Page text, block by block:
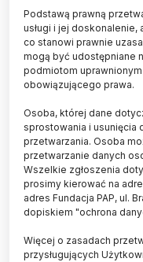
Wirtualny model
J.Stajnia (tu: pow.
CEO startupu
Co najmniej 46 tys.
(Jura Krakowsko-
neandertalczycy.
zęby, których
zakończył
Podstawą prawną
usługi i jej
co stanowi prawnie
mogą być udostępniane
podmiotom
obowiązującego prawa.
Osoba, której dane
sprostowania i usunięcia
przetwarzania. Osoba
przetwarzanie danych
Wszelkie zgłoszenia
prosimy kierować na
adres Fundacja PAP, ul.
dopiskiem "ochrona
Więcej o zasadach
przysługujących